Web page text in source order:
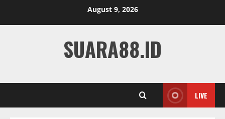
August 9, 2026
SUARA88.ID
LIVE